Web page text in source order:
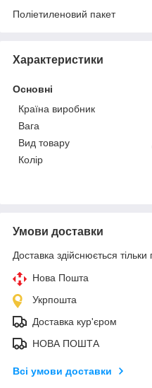
Поліетиленовий пакет
Характеристики
Основні
Країна виробник
Вага
Вид товару
Колір
Умови доставки
Доставка здійснюється тільки
Нова Пошта
Укрпошта
Доставка кур'єром
НОВА ПОШТА
Всі умови доставки